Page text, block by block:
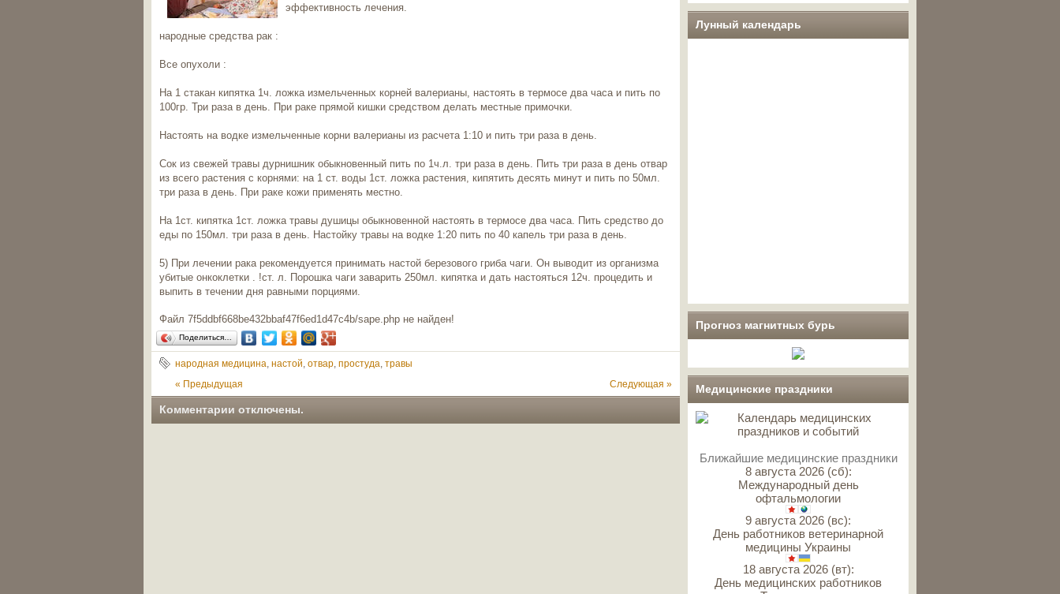
эффективность лечения.
народные средства рак :
Все опухоли :
На 1 стакан кипятка 1ч. ложка измельченных корней валерианы, настоять в термосе два часа и пить по
100гр. Три раза в день. При раке прямой кишки средством делать местные примочки.
Настоять на водке измельченные корни валерианы из расчета 1:10 и пить три раза в день.
Сок из свежей травы дурнишник обыкновенный пить по 1ч.л. три раза в день. Пить три раза в день отвар
из всего растения с корнями: на 1 ст. воды 1ст. ложка растения, кипятить десять минут и пить по 50мл.
три раза в день. При раке кожи применять местно.
На 1ст. кипятка 1ст. ложка травы душицы обыкновенной настоять в термосе два часа. Пить средство до
еды по 150мл. три раза в день. Настойку травы на водке 1:20 пить по 40 капель три раза в день.
5) При лечении рака рекомендуется принимать настой березового гриба чаги. Он выводит из организма
убитые онкоклетки . !ст. л. Порошка чаги заварить 250мл. кипятка и дать настояться 12ч. процедить и
выпить в течении дня равными порциями.
Файл 7f5ddbf668be432bbaf47f6ed1d47c4b/sape.php не найден!
Поделиться…
народная медицина, настой, отвар, простуда, травы
« Предыдущая
Следующая »
Комментарии отключены.
Лунный календарь
Прогноз магнитных бурь
Медицинские праздники
Ближайшие медицинские праздники
8 августа 2026 (сб):
Международный день
офтальмологии
9 августа 2026 (вс):
День работников ветеринарной
медицины Украины
18 августа 2026 (вт):
День медицинских работников